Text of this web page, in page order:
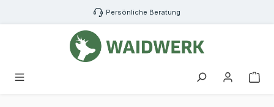
Zum Hauptinhalt springen Persönliche Beratung